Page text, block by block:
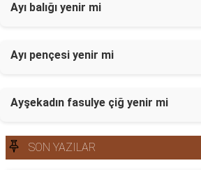
Ayı balığı yenir mi
Ayı pençesi yenir mi
Ayşekadın fasulye çiğ yenir mi
SON YAZILAR